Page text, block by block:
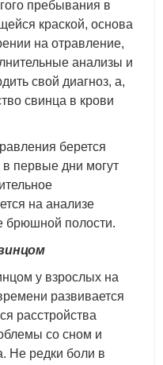
пребывания в
краской, основа
на отравление,
анализы и
свой диагноз, а,
свинца в крови
берется
первые дни могут
на анализе
брюшной полости.
у взрослых на
развивается
расстройства
со сном и
Не редки боли в